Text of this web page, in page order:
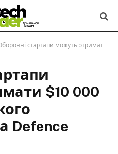
стартапи можуть отримати $10 000 від українського акселератора Defence Builder
$10 000
Defence